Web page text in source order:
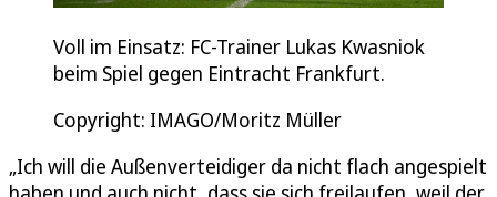
Voll im Einsatz: FC-Trainer Lukas Kwasniok
beim Spiel gegen Eintracht Frankfurt.
Copyright: IMAGO/Moritz Müller
„Ich will die Außenverteidiger da nicht flach angespielt